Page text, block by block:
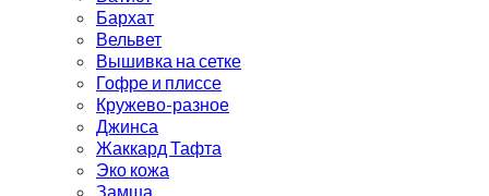
Бархат
Вельвет
Вышивка на сетке
Гофре и плиссе
Кружево-разное
Джинса
Жаккард Тафта
Эко кожа
Замша